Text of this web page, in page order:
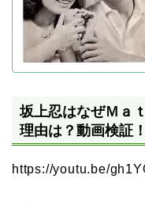
坂上忍はなぜＭａ
理由は？動画検証！
https://youtu.be/